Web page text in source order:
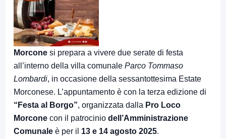
Morcone si prepara a vivere due serate di festa
all’interno della villa comunale Parco Tommaso
Lombardi, in occasione della sessantottesima Estate
Morconese. L’appuntamento è con la terza edizione di
“Festa al Borgo”, organizzata dalla Pro Loco
Morcone con il patrocinio dell’Amministrazione
Comunale è per il 13 e 14 agosto 2025.